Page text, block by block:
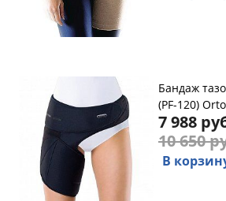
Бандаж
(PF-120) Orto
7 988
10 650
В